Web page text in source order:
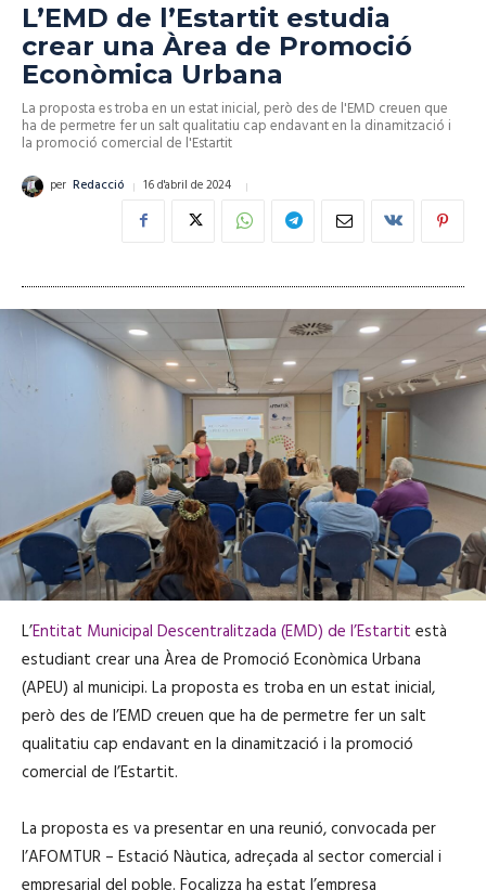
L’EMD de l’Estartit estudia
crear una Àrea de Promoció
Econòmica Urbana
La proposta es troba en un estat inicial, però des de l'EMD creuen que
ha de permetre fer un salt qualitatiu cap endavant en la dinamització i
la promoció comercial de l'Estartit
per Redacció 16 d'abril de 2024
L’Entitat Municipal Descentralitzada (EMD) de l’Estartit està
estudiant crear una Àrea de Promoció Econòmica Urbana
(APEU) al municipi. La proposta es troba en un estat inicial,
però des de l’EMD creuen que ha de permetre fer un salt
qualitatiu cap endavant en la dinamització i la promoció
comercial de l’Estartit.
La proposta es va presentar en una reunió, convocada per
l’AFOMTUR – Estació Nàutica, adreçada al sector comercial i